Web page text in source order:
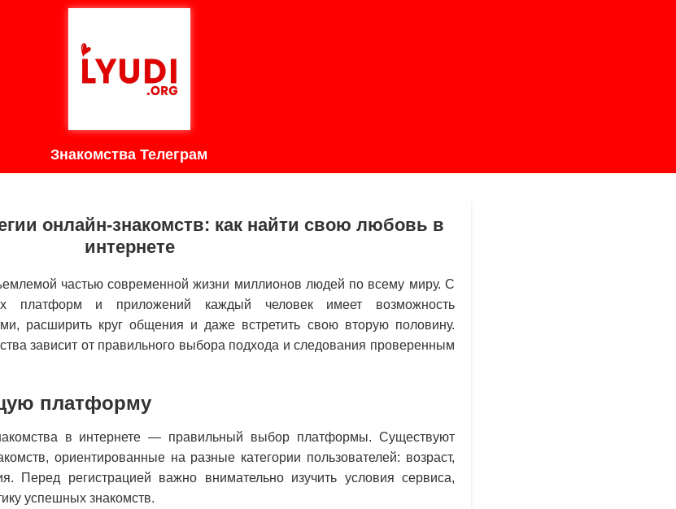
Знакомства Телеграм
онлайн-знакомств: как найти свою любовь в
интернете
частью современной жизни миллионов людей по всему миру. С
платформ и приложений каждый человек имеет возможность
расширить круг общения и даже встретить свою вторую половину.
зависит от правильного выбора подхода и следования проверенным
платформу
в интернете — правильный выбор платформы. Существуют
ориентированные на разные категории пользователей: возраст,
Перед регистрацией важно внимательно изучить условия сервиса,
успешных знакомств.